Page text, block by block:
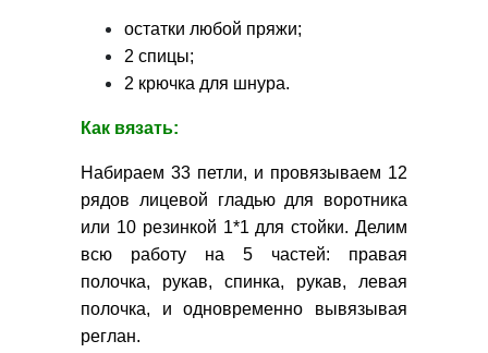
остатки любой пряжи;
2 спицы;
2 крючка для шнура.
Как вязать:
Набираем 33 петли, и провязываем 12
рядов лицевой гладью для воротника
или 10 резинкой 1*1 для стойки. Делим
всю работу на 5 частей: правая
полочка, рукав, спинка, рукав, левая
полочка, и одновременно вывязывая
реглан.